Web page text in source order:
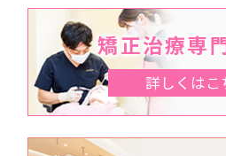
矯正治療専
詳しくはこ